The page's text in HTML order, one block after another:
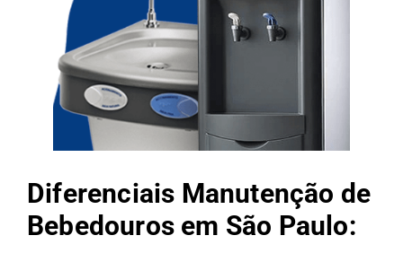
Diferenciais Manutenção de
Bebedouros em São Paulo: